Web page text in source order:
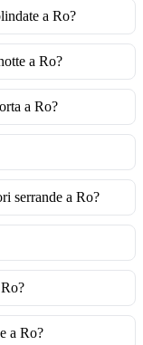
a Ro?
a Ro?
a Ro?
serrande a Ro?
a Ro?